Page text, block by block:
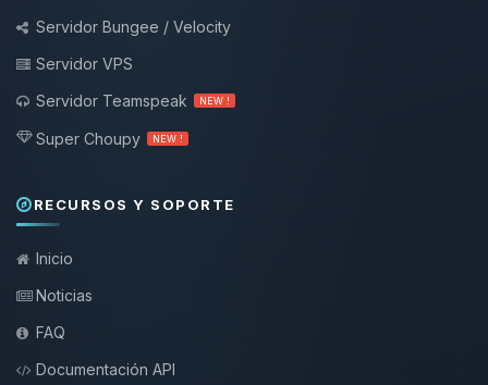
Servidor Bungee / Velocity
Servidor VPS
Servidor Teamspeak
NEW !
Super Choupy NEW !
RECURSOS Y SOPORTE
Inicio
Noticias
FAQ
Documentación API